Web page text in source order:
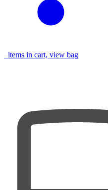
items in cart, view bag